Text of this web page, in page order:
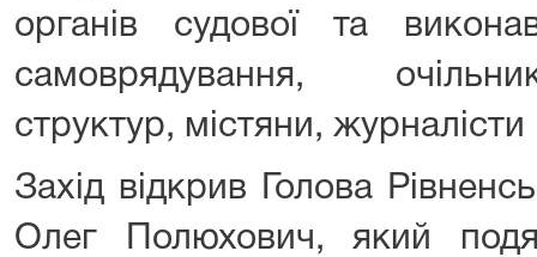
органів судової та
самоврядування,
структур, містяни,
Захід відкрив Голова
Олег Полюхович, який